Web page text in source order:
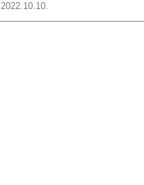
2022.10.10.